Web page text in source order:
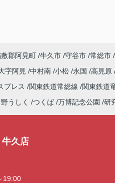
郡阿見町 牛久市 守谷市 常総市
字阿見 中村南 小松 永国 高見原
プレス 関東鉄道常総線 関東鉄道
うしく つくば 万博記念公園 研
久店
19:00